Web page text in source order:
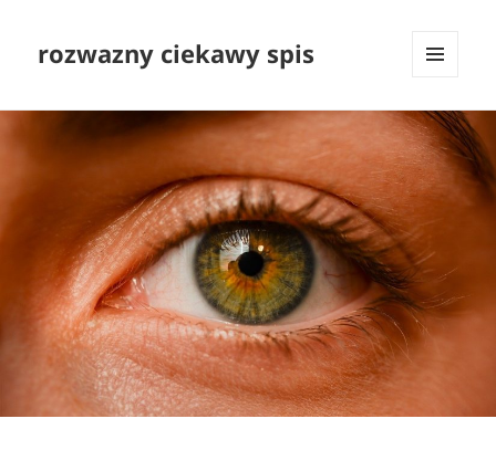
rozwazny ciekawy spis
WIDGETY